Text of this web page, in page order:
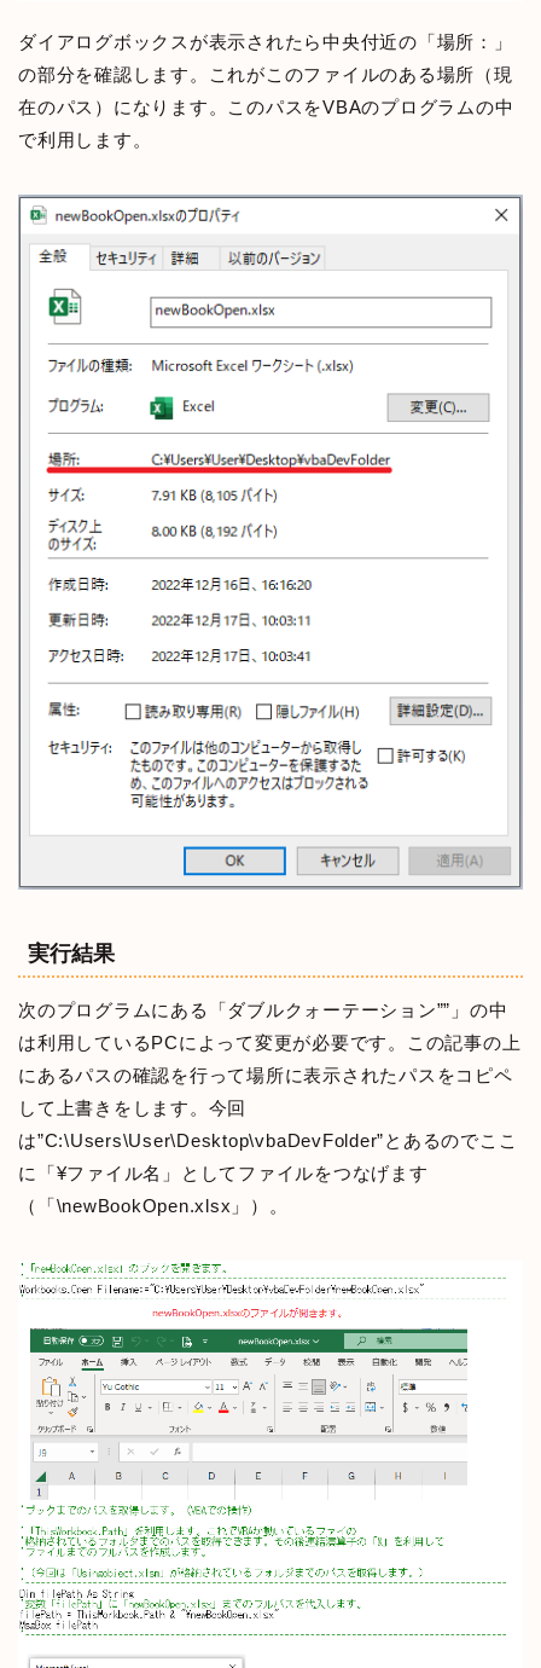
ダイアログボックスが表示されたら中央付近の「場所：」
の部分を確認します。これがこのファイルのある場所（現
在のパス）になります。このパスをVBAのプログラムの中
で利用します。
実行結果
次のプログラムにある「ダブルクォーテーション””」の中
は利用しているPCによって変更が必要です。この記事の上
にあるパスの確認を行って場所に表示されたパスをコピペ
して上書きをします。今回
は”C:\Users\User\Desktop\vbaDevFolder”とあるのでここ
に「¥ファイル名」としてファイルをつなげます
（「\newBookOpen.xlsx」）。